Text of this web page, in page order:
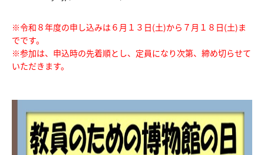
収蔵資料検索
刊行物
Japanese English
※令和８年度の申し込みは６月１３日(土)から７月１８日(土)ま
でです。
※参加は、申込時の先着順とし、定員になり次第、締め切らせて
いただきます。